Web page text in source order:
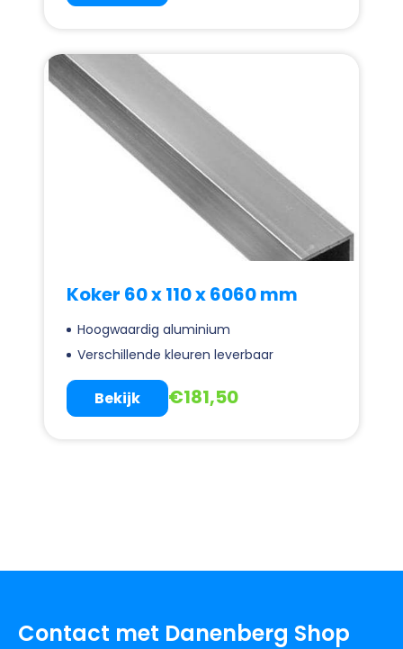
Koker 60 x 110 x 6060 mm
Hoogwaardig aluminium
Verschillende kleuren leverbaar
€181,50
Bekijk
Contact met Danenberg Shop